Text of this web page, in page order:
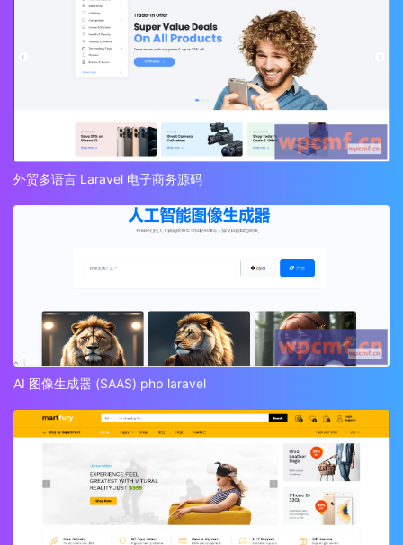
外贸多语言 Laravel 电子商务源码
AI 图像生成器 (SAAS) php laravel